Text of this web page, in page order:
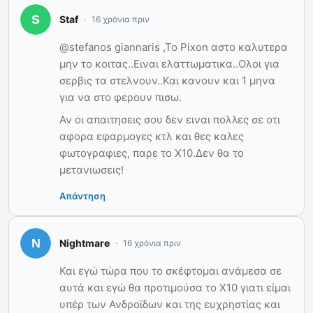
Staf 16 χρόνια πριν
@stefanos giannaris ,To Pixon αστο καλυτερα
μην το κοιτας..Ειναι ελαττωματικα..Ολοι για
σερβις τα στελνουν..Και κανουν και 1 μηνα
για να στο φερουν πισω.
Αν οι απαιτησεις σου δεν ειναι πολλες σε οτι
αφορα εφαρμογες κτλ και θες καλες
φωτογραφιες, παρε το Χ10.Δεν θα το
μετανιωσεις!
Απάντηση
Nightmare 16 χρόνια πριν
Και εγώ τώρα που το σκέφτομαι ανάμεσα σε
αυτά και εγώ θα προτιμούσα το Χ10 γιατι είμαι
υπέρ των Ανδροϊδων και της ευχρηστίας και